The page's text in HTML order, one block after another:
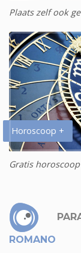
Plaats zelf ook
Horoscoop +
Gratis horoscoop
ROMANO